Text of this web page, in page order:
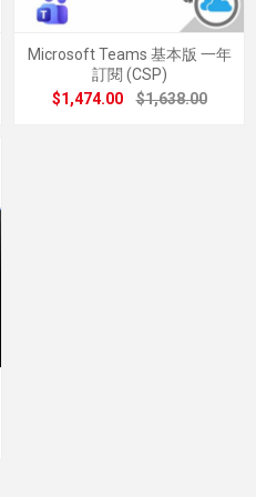
Microsoft Teams 基本版 一年
訂閱 (CSP)
$1,474.00
$1,638.00